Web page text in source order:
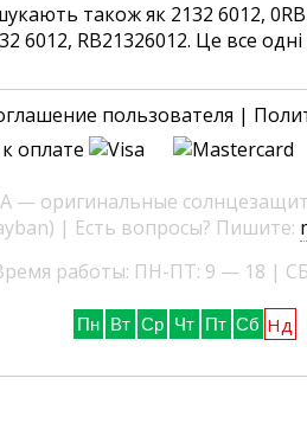
також як 2132 6012, 0RB
6012, RB21326012. Це все одні
пользователя |
оплате
— оригинальные
| Есть вопросы? Пишите:
работы: ПН-ПТ: 9 — 18 |
Пн Вт Ср Чт Пт Сб Нд